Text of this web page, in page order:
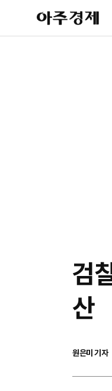
아
주
제
검
산
원은미 기자